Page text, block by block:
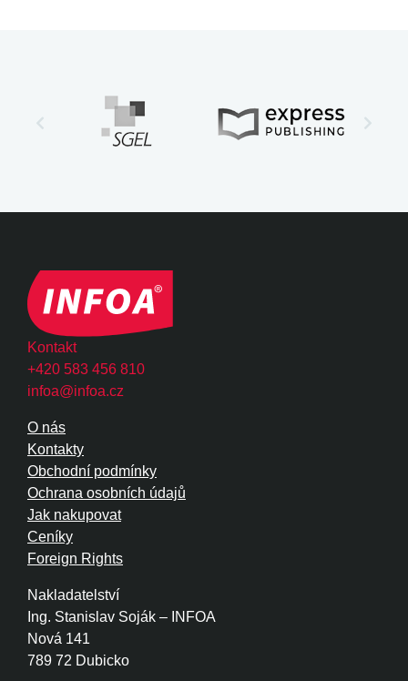
Kontakt
+420 583 456 810
infoa@infoa.cz
Nakladatelství
Ing. Stanislav Soják – INFOA
Nová 141
789 72 Dubicko
O nás
Kontakty
Obchodní podmínky
Ochrana osobních údajů
Jak nakupovat
Ceníky
Foreign Rights